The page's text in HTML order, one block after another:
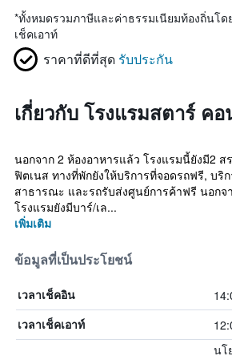
*ทั้งหมดรวมภาษีและค่าธรรมเนียมท้องถิ่นโ
เช็คเอาท์
ราคาที่ดีที่สุด รับประกัน
เกี่ยวกับ โรงแรมสตาร์ ค
นอกจาก 2 ห้องอาหารแล้ว โรงแรมนี้ยังมี2 ส
ฟิตเนส ทางที่พักยังให้บริการที่จอดรถฟรี, บริ
สาธารณะ และรถรับส่งศูนย์การค้าฟรี นอกจ
โรงแรมยังมีบาร์/เล...
เพิ่มเติม
ข้อมูลที่เป็นประโยชน์
เวลาเช็คอิน
เวลาเช็คเอาท์
นโ